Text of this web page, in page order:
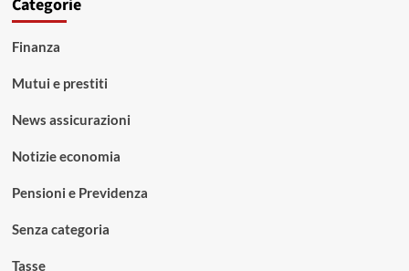
Categorie
Finanza
Mutui e prestiti
News assicurazioni
Notizie economia
Pensioni e Previdenza
Senza categoria
Tasse